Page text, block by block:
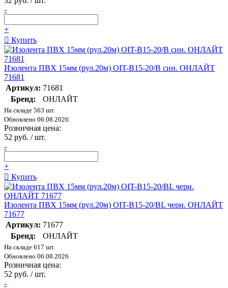
-
+
Купить
Изолента ПВХ 15мм (рул.20м) OIT-B15-20/B син. ОНЛАЙТ
71681
Артикул: 71681
Бренд:
ОНЛАЙТ
На складе 563 шт.
Обновлено 06.08.2026
Розничная цена:
52 руб. / шт.
-
+
Купить
Изолента ПВХ 15мм (рул.20м) OIT-B15-20/BL черн. ОНЛАЙТ
71677
Артикул: 71677
Бренд:
ОНЛАЙТ
На складе 617 шт.
Обновлено 06.08.2026
Розничная цена:
52 руб. / шт.
-